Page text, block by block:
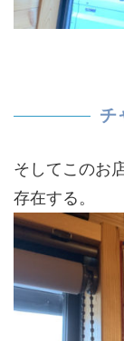
チ
そしてこのお
存在する。